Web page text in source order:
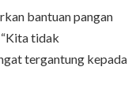
bantuan pangan
tidak
tergantung kepada